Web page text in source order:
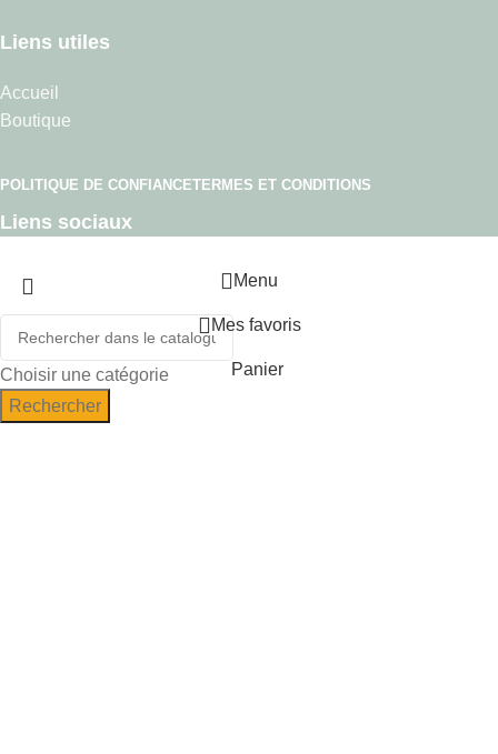
Liens utiles
Accueil
Boutique
POLITIQUE DE CONFIANCETERMES ET CONDITIONS
Liens sociaux
Choisir une catégorie
Rechercher
Menu
Mes favoris
Panier